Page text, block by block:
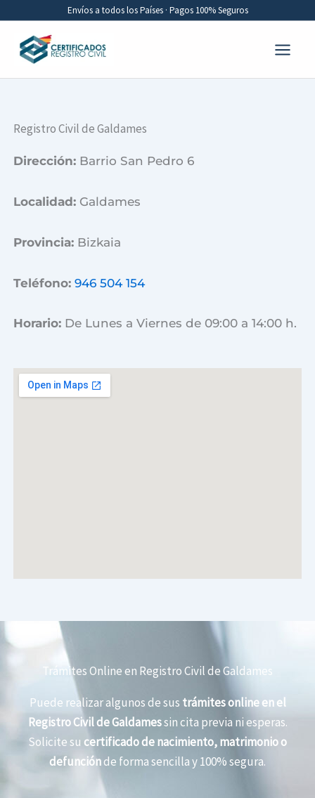
contenido
Envíos a todos los Países · Pagos 100% Seguros
Registro Civil de Galdames
Dirección: Barrio San Pedro 6
Localidad: Galdames
Provincia: Bizkaia
Teléfono: 946 504 154
Horario: De Lunes a Viernes de 09:00 a 14:00 h.
Trámites Online en Registro Civil de Galdames
Puede realizar algunos de sus trámites online en el
Registro Civil de Galdamessin cita previa ni esperas.
Solicite su certificado de nacimiento, matrimonio o
defunciónde forma sencilla y 100% segura.